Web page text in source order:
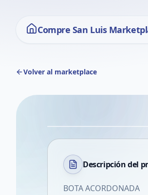
Compre San Luis
Volver al marketplace
Descripción del
BOTA ACORDONADA